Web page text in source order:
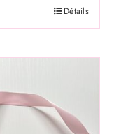
Détails